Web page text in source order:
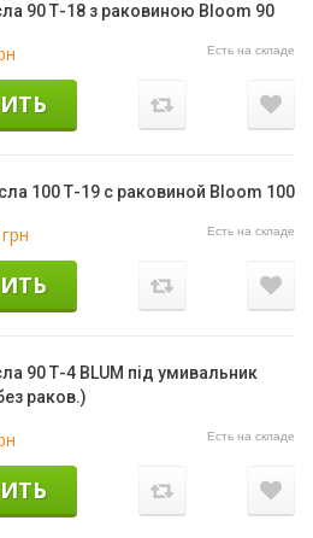
90 Т-18 з раковиною Bloom 90
Есть на складе
100 Т-19 с раковиной Bloom 100
грн Есть на складе
90 Т-4 BLUM під умивальник
раков.)
Есть на складе